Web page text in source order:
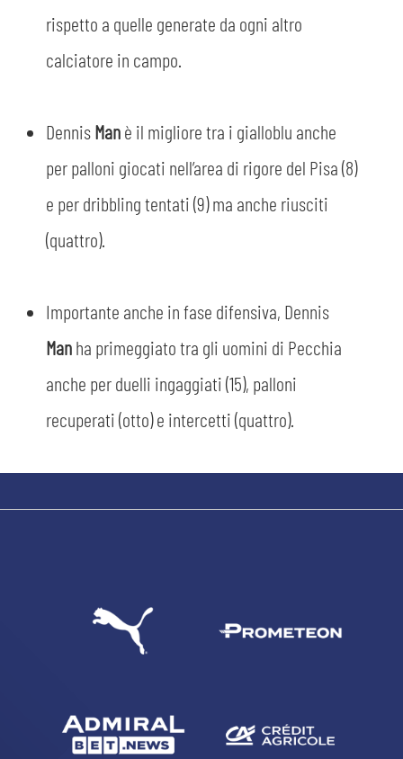
rispetto a quelle generate da ogni altro
calciatore in campo.
DennisManè il migliore tra i gialloblu anche
per palloni giocati nell’area di rigore del Pisa (8)
e per dribbling tentati (9) ma anche riusciti
(quattro).
Importante anche in fase difensiva, Dennis
Manha primeggiato tra gli uomini di Pecchia
anche per duelli ingaggiati (15), palloni
recuperati (otto) e intercetti (quattro).